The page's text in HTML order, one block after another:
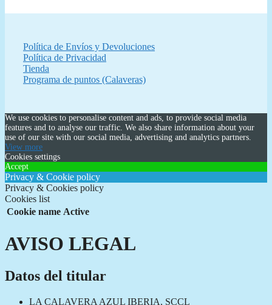
Política de Envíos y Devoluciones
Política de Privacidad
Tienda
Programa de puntos (Calaveras)
We use cookies to personalise content and ads, to provide social media
features and to analyse our traffic. We also share information about your
use of our site with our social media, advertising and analytics partners.
View more
Cookies settings
Accept
Privacy & Cookie policy
Privacy & Cookies policy
Cookies list
Cookie name Active
AVISO LEGAL
Datos del titular
LA CALAVERA AZUL IBERIA, SCCL